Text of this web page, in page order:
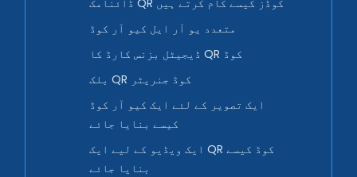
متعدد یو آر ایل کیو آر کوڈ
ڈیجیٹل بزنس کارڈ کا QR کوڈ
بلک QR کوڈ جنریٹر
ایک تصویر کے لئے ایک کیو آر کوڈ
کیسے بنایا جائے
ایک ویڈیو کے لیے ایک QR کوڈ کیسے
بنایا جائے